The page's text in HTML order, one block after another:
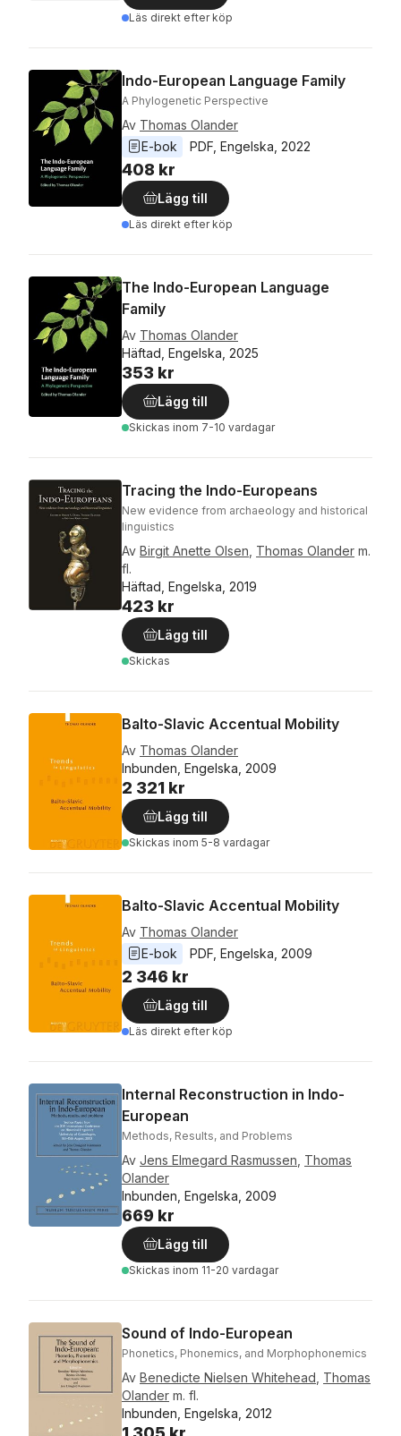
Läs direkt efter köp
Indo-European Language Family
A Phylogenetic Perspective
Av Thomas Olander
E-bok
PDF Engelska 2022
408 kr
Lägg till
Läs direkt efter köp
The Indo-European Language
Family
Av Thomas Olander
Häftad, Engelska, 2025
353 kr
Lägg till
Skickas inom 7-10 vardagar
Tracing the Indo-Europeans
New evidence from archaeology and historical
linguistics
Av Birgit Anette Olsen Thomas Olander m.
fl.
Häftad, Engelska, 2019
423 kr
Lägg till
Skickas
Balto-Slavic Accentual Mobility
Av Thomas Olander
Inbunden, Engelska, 2009
2 321 kr
Lägg till
Skickas inom 5-8 vardagar
Balto-Slavic Accentual Mobility
Av Thomas Olander
E-bok
PDF Engelska 2009
2 346 kr
Lägg till
Läs direkt efter köp
Internal Reconstruction in Indo-
European
Methods, Results, and Problems
Av Jens Elmegard Rasmussen Thomas
Olander
Inbunden, Engelska, 2009
669 kr
Lägg till
Skickas inom 11-20 vardagar
Sound of Indo-European
Phonetics, Phonemics, and Morphophonemics
Av Benedicte Nielsen Whitehead Thomas
Olander m. fl.
Inbunden, Engelska, 2012